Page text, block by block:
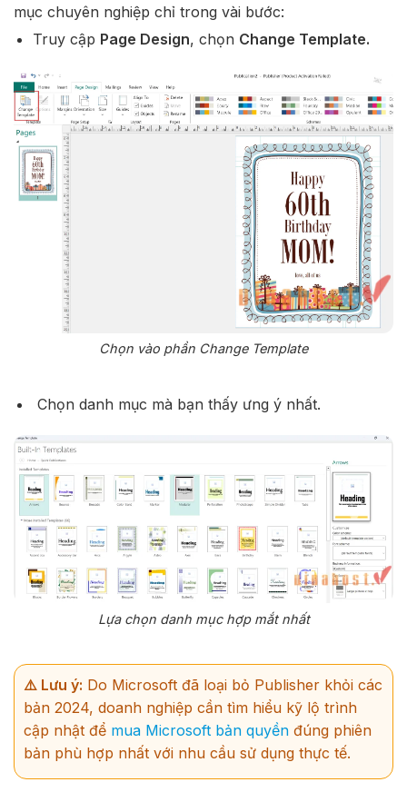
mục chuyên nghiệp chỉ trong vài bước:
Truy cập Page Design, chọn Change Template.
Chọn vào phần Change Template
Chọn danh mục mà bạn thấy ưng ý nhất.
Lựa chọn danh mục hợp mắt nhất
⚠️ Lưu ý: Do Microsoft đã loại bỏ Publisher khỏi các
bản 2024, doanh nghiệp cần tìm hiểu kỹ lộ trình
cập nhật để mua Microsoft bản quyền đúng phiên
bản phù hợp nhất với nhu cầu sử dụng thực tế.